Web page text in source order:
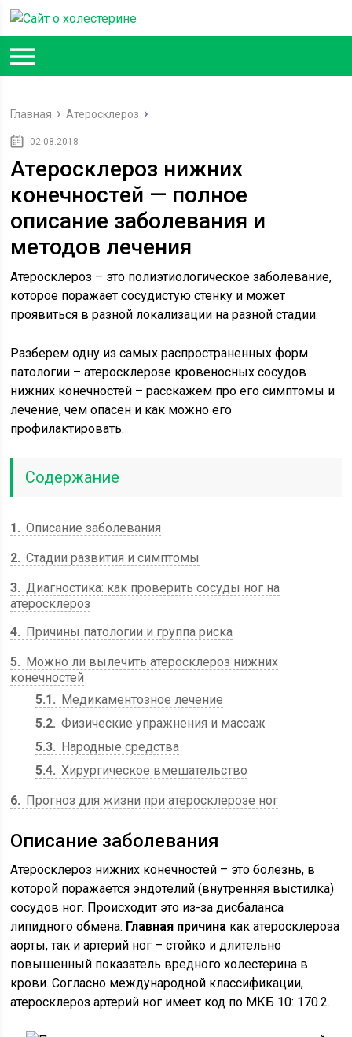
Главная Атеросклероз
02.08.2018
Атеросклероз нижних
конечностей — полное
описание заболевания и
методов лечения
Атеросклероз – это полиэтиологическое заболевание,
которое поражает сосудистую стенку и может
проявиться в разной локализации на разной стадии.
Разберем одну из самых распространенных форм
патологии – атеросклерозе кровеносных сосудов
нижних конечностей – расскажем про его симптомы и
лечение, чем опасен и как можно его
профилактировать.
Содержание
1
Описание заболевания
2 Стадии развития и симптомы
3 Диагностика: как проверить сосуды ног на
атеросклероз
4
Причины патологии и группа риска
5
Можно ли вылечить атеросклероз нижних
конечностей
5.1
Медикаментозное лечение
5.2 Физические упражнения и массаж
5.3
Народные средства
5.4 Хирургическое вмешательство
6
Прогноз для жизни при атеросклерозе ног
Описание заболевания
Атеросклероз нижних конечностей – это болезнь, в
которой поражается эндотелий (внутренняя выстилка)
сосудов ног. Происходит это из-за дисбаланса
липидного обмена. Главная причина как атеросклероза
аорты, так и артерий ног – стойко и длительно
повышенный показатель вредного холестерина в
крови. Согласно международной классификации,
атеросклероз артерий ног имеет код по МКБ 10: 170.2.